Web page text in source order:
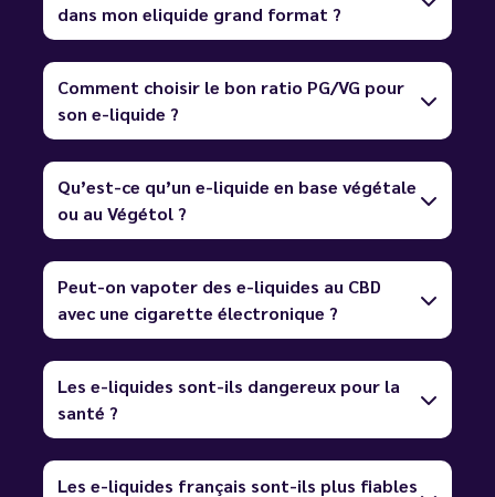
dans mon eliquide grand format ?
Comment choisir le bon ratio PG/VG pour
son e-liquide ?
Qu’est-ce qu’un e-liquide en base végétale
ou au Végétol ?
Peut-on vapoter des e-liquides au CBD
avec une cigarette électronique ?
Les e-liquides sont-ils dangereux pour la
santé ?
Les e-liquides français sont-ils plus fiables